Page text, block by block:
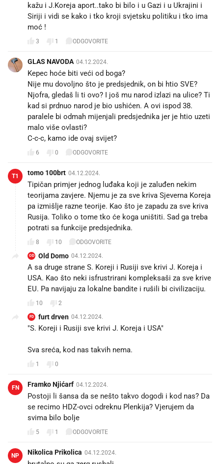
kažu i J.Koreja aport..tako bi bilo i u Gazi i u Ukrajini i
Siriji i vidi se kako i tko kroji svjetsku politiku i tko ima
moć !
3 1 ODGOVORITE
GLAS NAVODA 04.12.2024.
Kepec hoće biti veći od boga?
Nije mu dovoljno što je predsjednik, on bi htio SVE?
Njofra, gledaš li ti ovo? I još mu narod izlazi na ulice? Ti
kad si prdnuo narod je bio ushićen. A ovi ispod 38.
paralele bi odmah mijenjali predsjednika jer je htio uzeti
malo više ovlasti?
C-c-c, kamo ide ovaj svijet?
6 0 ODGOVORITE
T1 tomo 100brt 04.12.2024.
Tipičan primjer jednog luđaka koji je zaluđen nekim
teorijama zavjere. Njemu je za sve kriva Sjeverna Koreja
pa izmišlje razne teorije. Kao što je zapadu za sve kriva
Rusija. Toliko o tome tko će koga uništiti. Sad ga treba
potrati sa funkcije predsjednika.
8 10 ODGOVORITE
OD Old Domo 04.12.2024.
A sa druge strane S. Koreji i Rusiji sve krivi J. Koreja i
USA. Kao što neki isfrustrirani kompleksaši za sve krive
EU. Pa navijaju za lokalne bandite i rušili bi civilizaciju.
10 2
FD furt drven 04.12.2024.
"S. Koreji i Rusiji sve krivi J. Koreja i USA"
Sva sreća, kod nas takvih nema.
1 0
FN Framko Njićarf 04.12.2024.
Postoji li šansa da se nešto takvo dogodi i kod nas? Da
se recimo HDZ-ovci odreknu Plenkija? Vjerujem da
svima bilo bolje
5 1 ODGOVORITE
NP Nikolica Prikolica 04.12.2024.